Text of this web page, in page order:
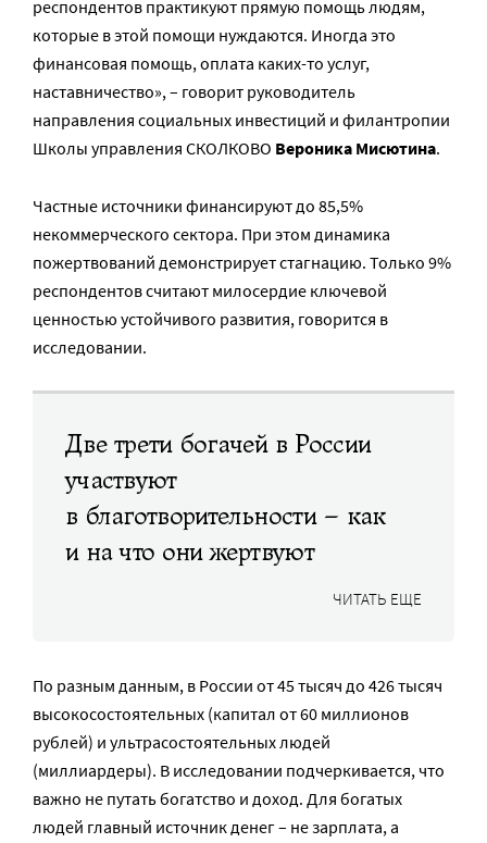
респондентов практикуют прямую помощь людям,
которые в этой помощи нуждаются. Иногда это
финансовая помощь, оплата каких-то услуг,
наставничество», – говорит руководитель
направления социальных инвестиций и филантропии
Школы управления СКОЛКОВО Вероника Мисютина.
Частные источники финансируют до 85,5%
некоммерческого сектора. При этом динамика
пожертвований демонстрирует стагнацию. Только 9%
респондентов считают милосердие ключевой
ценностью устойчивого развития, говорится в
исследовании.
Две трети богачей в России
участвуют
в благотворительности – как
и на что они жертвуют
ЧИТАТЬ ЕЩЕ
По разным данным, в России от 45 тысяч до 426 тысяч
высокосостоятельных (капитал от 60 миллионов
рублей) и ультрасостоятельных людей
(миллиардеры). В исследовании подчеркивается, что
важно не путать богатство и доход. Для богатых
людей главный источник денег – не зарплата, а